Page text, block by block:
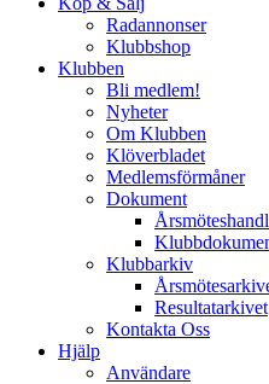
Radannonser
Klubbshop
Klubben
Bli medlem!
Nyheter
Om Klubben
Klöverbladet
Medlemsförmåner
Dokument
Klubbarkiv
Resultatarkivet
Kontakta Oss
Hjälp
Användare